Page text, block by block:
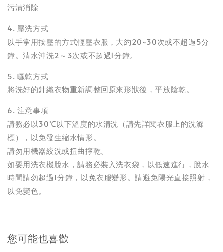
污漬消除
4. 壓洗方式
以手掌用按壓的方式輕壓衣服，大約20~30次或不超過5分
鐘。清水沖洗2～3次或不超過1分鐘。
5. 曬乾方式
將洗好的針織衣物重新調整回原來形狀後，平放陰乾。
6. 注意事項
請務必以30℃以下溫度的水清洗（請先詳閱衣服上的洗滌
標），以免發生縮水情形。
請勿用機器絞洗或扭曲擰乾。
如要用洗衣機脫水，請務必裝入洗衣袋，以低速進行，脫水
時間請勿超過1分鐘，以免衣服變形。請避免陽光直接照射，
以免變色。
您可能也喜歡